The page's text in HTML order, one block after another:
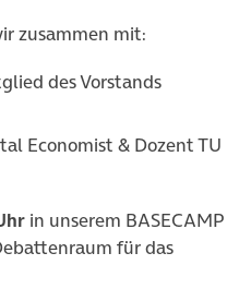
zusammen mit:
des Vorstands
Economist & Dozent TU
in unserem BASECAMP
für das